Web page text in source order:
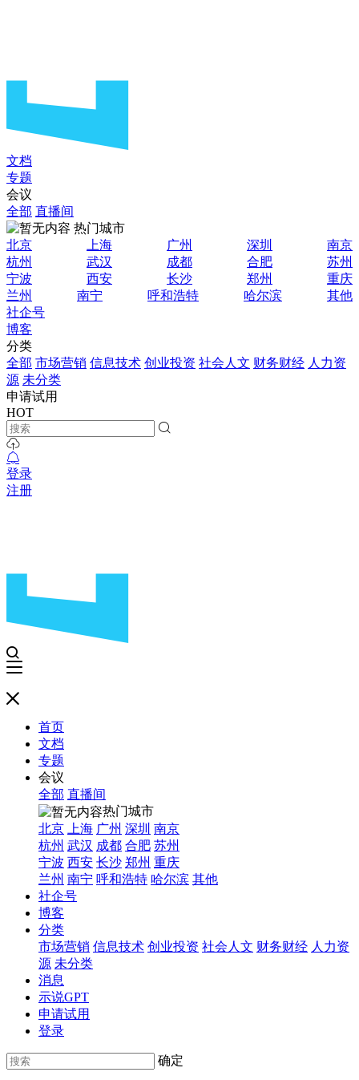
文档
专题
会议
全部 直播间
热门城市
北京
上海 广州 深圳
南京
杭州
武汉 成都 合肥
苏州
宁波
西安 长沙 郑州
重庆
兰州
南宁 呼和浩特 哈尔滨
其他
社企号
博客
分类
全部 市场营销 信息技术 创业投资 社会人文 财务财经 人力资
源 未分类
申请试用
HOT
登录
注册
首页
文档
专题
会议
全部 直播间
热门城市
北京
上海 广州 深圳 南京
杭州 武汉 成都 合肥 苏州
宁波 西安 长沙 郑州 重庆
兰州 南宁 呼和浩特 哈尔滨 其他
社企号
博客
分类
市场营销 信息技术 创业投资 社会人文 财务财经 人力资
源 未分类
消息
示说GPT
申请试用
登录
确定